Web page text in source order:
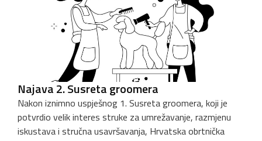
Najava 2. Susreta groomera
Nakon iznimno uspješnog 1. Susreta groomera, koji je
potvrdio velik interes struke za umrežavanje, razmjenu
iskustava i stručna usavršavanja, Hrvatska obrtnička